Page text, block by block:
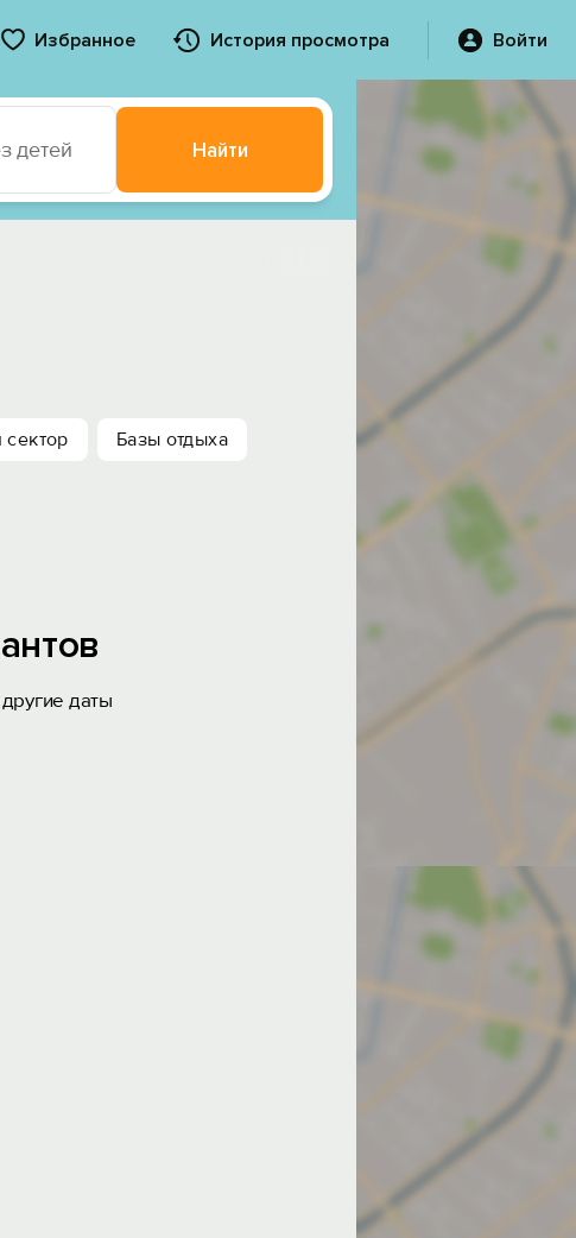
Избранное История просмотра Войти
детей Найти
сектор Базы отдыха
даты